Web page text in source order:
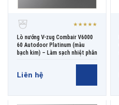
★★★★★
Lò nướng V-zug Combair V6000
60 Autodoor Platinum (màu
bạch kim) – Làm sạch nhiệt phân
Liên hệ